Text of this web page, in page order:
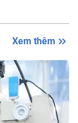
Xem thêm